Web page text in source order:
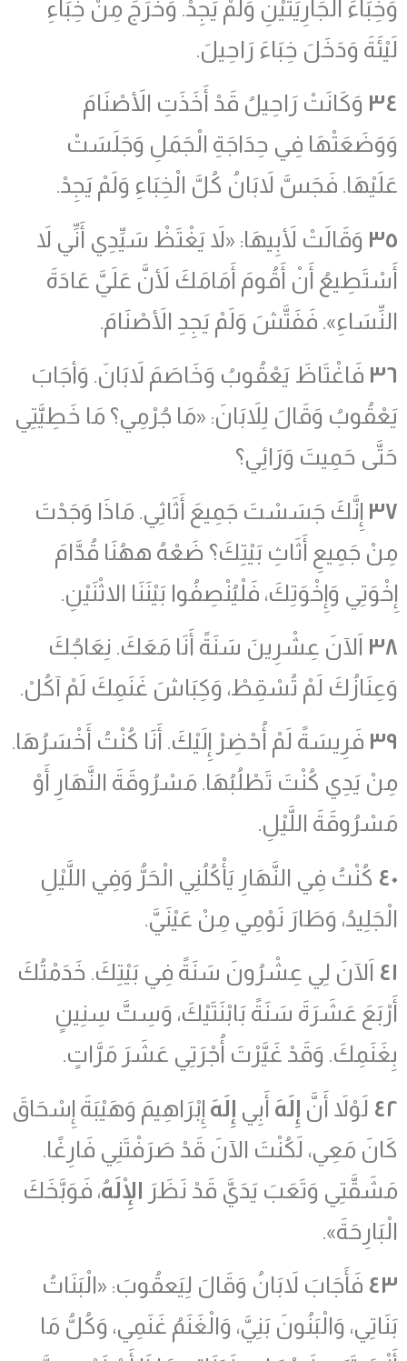
وَخِبَاءَ الْجَارِيَتَيْنِ وَلَمْ يَجِدْ. وَخَرَجَ مِنْ خِبَاءِ
لَيْئَةَ وَدَخَلَ خِبَاءَ رَاحِيلَ.
٣٤ وَكَانَتْ رَاحِيلُ قَدْ أَخَذَتِ الأَصْنَامَ
وَوَضَعَتْهَا فِي حِدَاجَةِ الْجَمَلِ وَجَلَسَتْ
عَلَيْهَا. فَجَسَّ لاَبَانُ كُلَّ الْخِبَاءِ وَلَمْ يَجِدْ.
٣٥ وَقَالَتْ لأَبِيهَا: «لاَ يَغْتَظْ سَيِّدِي أَنِّي لاَ
أَسْتَطِيعُ أَنْ أَقُومَ أَمَامَكَ لأَنَّ عَلَيَّ عَادَةَ
النِّسَاءِ». فَفَتَّشَ وَلَمْ يَجِدِ الأَصْنَامَ.
٣٦ فَاغْتَاظَ يَعْقُوبُ وَخَاصَمَ لاَبَانَ. وَأجَابَ
يَعْقُوبُ وَقَالَ لِلاَبَانَ: «مَا جُرْمِي؟ مَا خَطِيَّتِي
حَتَّى حَمِيتَ وَرَائِي؟
٣٧ إِنَّكَ جَسَسْتَ جَمِيعَ أَثَاثِي. مَاذَا وَجَدْتَ
مِنْ جَمِيعِ أَثَاثِ بَيْتِكَ؟ ضَعْهُ ههُنَا قُدَّامَ
إِخْوَتِي وَإِخْوَتِكَ، فَلْيُنْصِفُوا بَيْنَنَا الاثْنَيْنِ.
٣٨ اَلآنَ عِشْرِينَ سَنَةً أَنَا مَعَكَ. نِعَاجُكَ
وَعِنَازُكَ لَمْ تُسْقِطْ، وَكِبَاشَ غَنَمِكَ لَمْ آكُلْ.
٣٩ فَرِيسَةً لَمْ أُحْضِرْ إِلَيْكَ. أَنَا كُنْتُ أَخْسَرُهَا.
مِنْ يَدِي كُنْتَ تَطْلُبُهَا. مَسْرُوقَةَ النَّهَارِ أَوْ
مَسْرُوقَةَ اللَّيْلِ.
٤٠ كُنْتُ فِي النَّهَارِ يَأْكُلُنِي الْحَرُّ وَفِي اللَّيْلِ
الْجَلِيدُ، وَطَارَ نَوْمِي مِنْ عَيْنَيَّ.
٤١ اَلآنَ لِي عِشْرُونَ سَنَةً فِي بَيْتِكَ. خَدَمْتُكَ
أَرْبَعَ عَشَرَةَ سَنَةً بَابْنَتَيْكَ، وَسِتَّ سِنِينٍ
بِغَنَمِكَ. وَقَدْ غَيَّرْتَ أُجْرَتِي عَشَرَ مَرَّاتٍ.
٤٢ لَوْلاَ أَنَّ إِلَهَ أَبِي إِلَهَ إِبْرَاهِيمَ وَهَيْبَةَ إِسْحَاقَ
كَانَ مَعِي، لَكُنْتَ الآنَ قَدْ صَرَفْتَنِي فَارِغًا.
مَشَقَّتِي وَتَعَبَ يَدَيَّ قَدْ نَظَرَ الْإِلَهُ، فَوَبَّخَكَ
الْبَارِحَةَ».
٤٣ فَأَجَابَ لاَبَانُ وَقَالَ لِيَعقُوبَ: «الْبَنَاتُ
بَنَاتِي، وَالْبَنُونَ بَنِيَّ، وَالْغَنَمُ غَنَمِي، وَكُلُّ مَا